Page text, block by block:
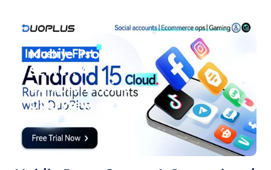
Mobile Proxy
Server: A
Comprehensive
Overview of
DuoPlus Cloud
Phone F